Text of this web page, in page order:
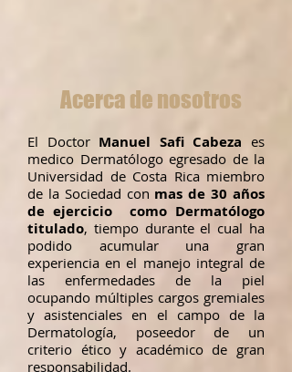
Acerca de nosotros
El Doctor Manuel Safi Cabeza es
medico Dermatólogo egresado de la
Universidad de Costa Rica miembro
de la Sociedad con mas de 30 años
de ejercicio como Dermatólogo
titulado, tiempo durante el cual ha
podido acumular una gran
experiencia en el manejo integral de
las enfermedades de la piel
ocupando múltiples cargos gremiales
y asistenciales en el campo de la
Dermatología, poseedor de un
criterio ético y académico de gran
responsabilidad.